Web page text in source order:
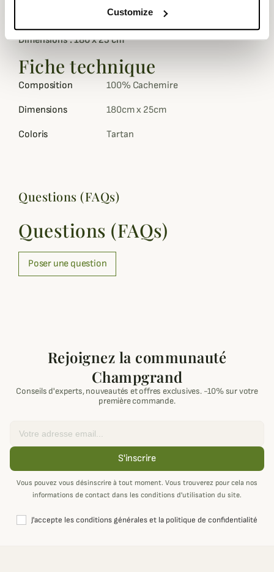
Customize
Dimensions : 180 x 25 cm
Fiche technique
Composition 100% Cachemire
Dimensions 180cm x 25cm
Coloris Tartan
Questions (FAQs)
Questions (FAQs)
Poser une question
Rejoignez la communauté
Champgrand
Conseils d'experts, nouveautés et offres exclusives. -10% sur votre
première commande.
S'inscrire
Vous pouvez vous désinscrire à tout moment. Vous trouverez pour cela nos
informations de contact dans les conditions d'utilisation du site.
J'accepte les conditions générales et la politique de confidentialité